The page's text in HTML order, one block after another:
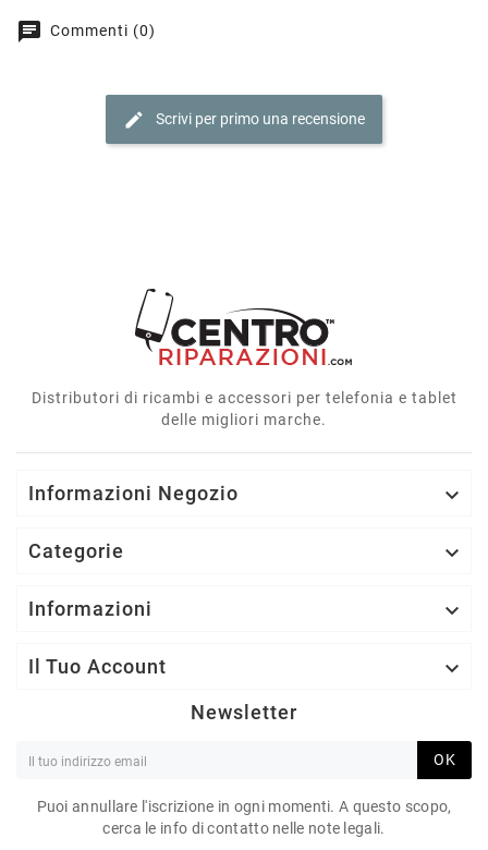
chat Commenti (0)
edit Scrivi per primo una recensione
Distributori di ricambi e accessori per telefonia e tablet
delle migliori marche.
Informazioni Negozio 
Categorie 
Informazioni 
Il Tuo Account 
Newsletter
OK
Puoi annullare l'iscrizione in ogni momenti. A questo scopo,
cerca le info di contatto nelle note legali.